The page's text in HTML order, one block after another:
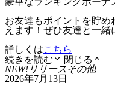
お友達もポイントを貯め
えます！ぜひ友達と一緒
詳しくはこちら
続きを読む
閉じる
NEW! リリースその他
2026年7月13日